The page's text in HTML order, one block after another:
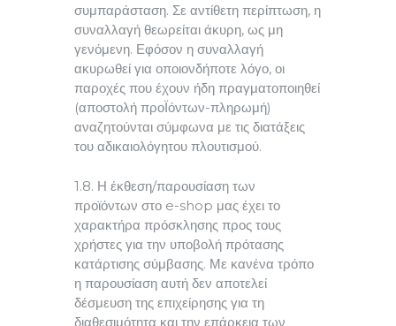
συμπαράσταση. Σε αντίθετη περίπτωση, η
συναλλαγή θεωρείται άκυρη, ως μη
γενόμενη. Εφόσον η συναλλαγή
ακυρωθεί για οποιονδήποτε λόγο, οι
παροχές που έχουν ήδη πραγματοποιηθεί
(αποστολή προΪόντων-πληρωμή)
αναζητούνται σύμφωνα με τις διατάξεις
του αδικαιολόγητου πλουτισμού.
1.8. Η έκθεση/παρουσίαση των
προϊόντων στο e-shop μας έχει το
χαρακτήρα πρόσκλησης προς τους
χρήστες για την υποβολή πρότασης
κατάρτισης σύμβασης. Με κανένα τρόπο
η παρουσίαση αυτή δεν αποτελεί
δέσμευση της επιχείρησης για τη
διαθεσιμότητα και την επάρκεια των